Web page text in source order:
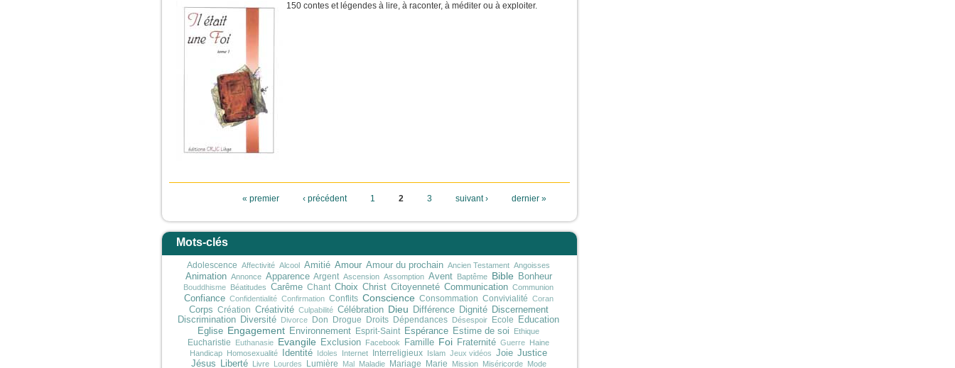
150 contes et légendes à lire, à raconter, à méditer ou à exploiter.
« premier ‹ précédent 1 2 3 suivant › dernier »
Mots-clés
Adolescence Affectivité Alcool Amitié Amour Amour du prochain Ancien Testament Angoisses
Animation Annonce Apparence Argent Ascension Assomption Avent Baptême Bible Bonheur
Bouddhisme Béatitudes Carême Chant Choix Christ Citoyenneté Communication Communion
Confiance Confidentialité Confirmation Conflits Conscience Consommation Convivialité Coran
Corps Création Créativité Culpabilité Célébration Dieu Différence Dignité Discernement
Discrimination Diversité Divorce Don Drogue Droits Dépendances Désespoir Ecole Education
Eglise Engagement Environnement Esprit-Saint Espérance Estime de soi Ethique
Eucharistie Euthanasie Evangile Exclusion Facebook Famille Foi Fraternité Guerre Haine
Handicap Homosexualité Identité Idoles Internet Interreligieux Islam Jeux vidéos Joie Justice
Jésus Liberté Livre Lourdes Lumière Mal Maladie Mariage Marie Mission Miséricorde Mode